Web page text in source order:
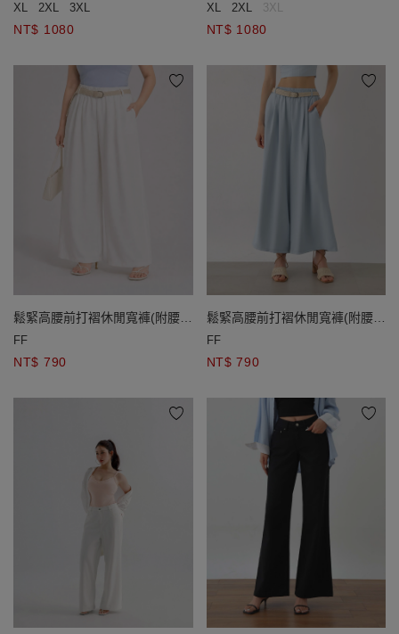
XL 2XL 3XL
NT$ 1080
XL 2XL 3XL
NT$ 1080
鬆緊高腰前打褶休閒寬褲(附腰
帶)
FF
NT$ 790
鬆緊高腰前打褶休閒寬褲(附腰
帶)
FF
NT$ 790